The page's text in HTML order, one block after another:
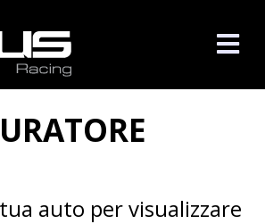
auto per visualizzare